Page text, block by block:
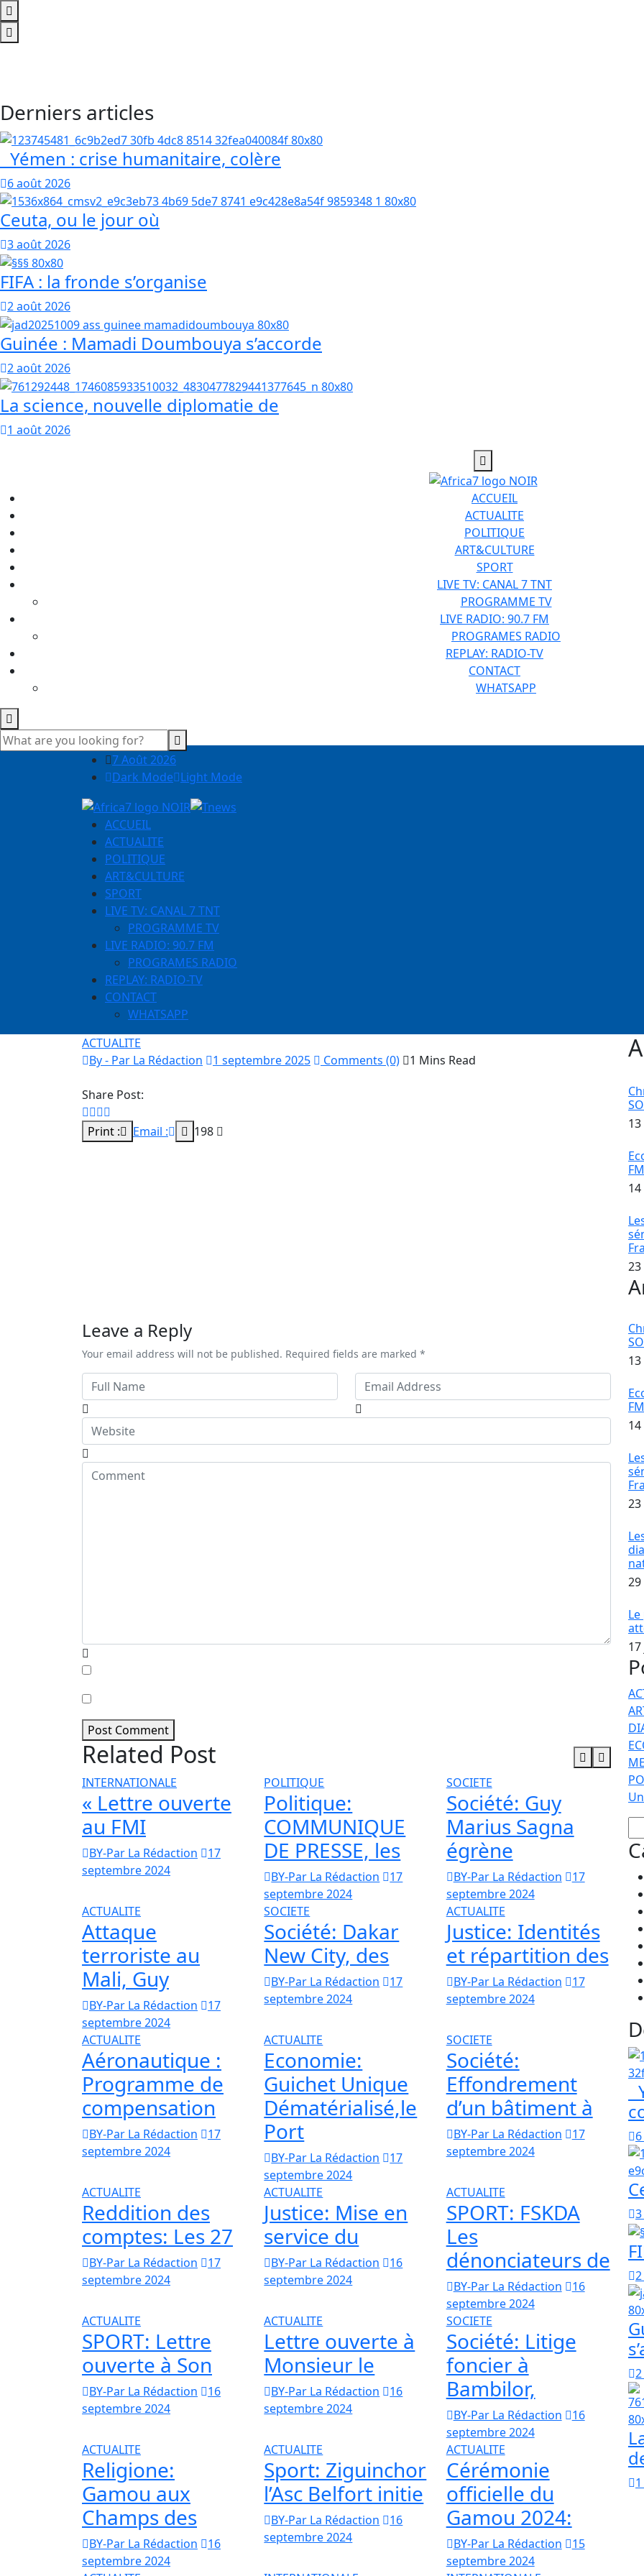
Derniers articles
Yémen : crise humanitaire, colère
6 août 2026
Ceuta, ou le jour où
3 août 2026
FIFA : la fronde s’organise
2 août 2026
Guinée : Mamadi Doumbouya s’accorde
2 août 2026
La science, nouvelle diplomatie de
1 août 2026
ACCUEIL
ACTUALITE
POLITIQUE
ART&CULTURE
SPORT
LIVE TV: CANAL 7 TNT
PROGRAMME TV
LIVE RADIO: 90.7 FM
PROGRAMES RADIO
REPLAY: RADIO-TV
CONTACT
WHATSAPP
7 Août 2026
Dark Mode Light Mode
ACCUEIL
ACTUALITE
POLITIQUE
ART&CULTURE
SPORT
LIVE TV: CANAL 7 TNT
PROGRAMME TV
LIVE RADIO: 90.7 FM
PROGRAMES RADIO
REPLAY: RADIO-TV
CONTACT
WHATSAPP
ACTUALITE
By - Par La Rédaction
1 septembre 2025 Comments (0) 1 Mins Read
Share Post:
Print : Email :
198
Leave a Reply
Your email address will not be published. Required fields are marked *
Post Comment
Related Post
INTERNATIONALE
« Lettre ouverte
au FMI
BY-Par La Rédaction
17
septembre 2024
POLITIQUE
Politique:
COMMUNIQUE
DE PRESSE, les
BY-Par La Rédaction
17
septembre 2024
SOCIETE
Société: Guy
Marius Sagna
égrène
BY-Par La Rédaction
17
septembre 2024
ACTUALITE
Attaque
terroriste au
Mali, Guy
BY-Par La Rédaction
17
septembre 2024
SOCIETE
Société: Dakar
New City, des
BY-Par La Rédaction
17
septembre 2024
ACTUALITE
Justice: Identités
et répartition des
BY-Par La Rédaction
17
septembre 2024
ACTUALITE
Aéronautique :
Programme de
compensation
BY-Par La Rédaction
17
septembre 2024
ACTUALITE
Economie:
Guichet Unique
Dématérialisé,le
Port
BY-Par La Rédaction
17
septembre 2024
SOCIETE
Société:
Effondrement
d’un bâtiment à
BY-Par La Rédaction
17
septembre 2024
ACTUALITE
Reddition des
comptes: Les 27
BY-Par La Rédaction
17
septembre 2024
ACTUALITE
Justice: Mise en
service du
BY-Par La Rédaction
16
septembre 2024
ACTUALITE
SPORT: FSKDA
Les
dénonciateurs de
BY-Par La Rédaction
16
septembre 2024
ACTUALITE
SPORT: Lettre
ouverte à Son
BY-Par La Rédaction
16
septembre 2024
ACTUALITE
Lettre ouverte à
Monsieur le
BY-Par La Rédaction
16
septembre 2024
SOCIETE
Société: Litige
foncier à
Bambilor,
BY-Par La Rédaction
16
septembre 2024
ACTUALITE
Religione:
Gamou aux
Champs des
BY-Par La Rédaction
16
septembre 2024
ACTUALITE
Sport: Ziguinchor
l’Asc Belfort initie
BY-Par La Rédaction
16
septembre 2024
ACTUALITE
Cérémonie
officielle du
Gamou 2024:
BY-Par La Rédaction
15
septembre 2024